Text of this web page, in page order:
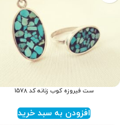
ست فیروزه کوب زنانه کد ۱۵۷۸
افزودن به سبد خرید